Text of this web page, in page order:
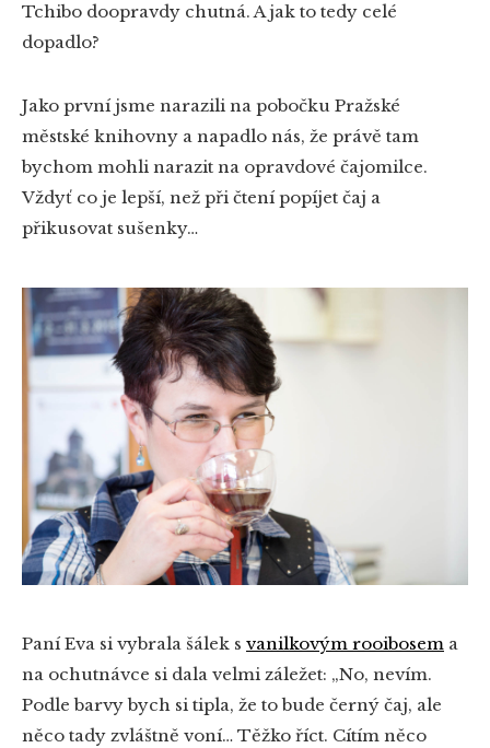
Tchibo doopravdy chutná. A jak to tedy celé
dopadlo?
Jako první jsme narazili na pobočku Pražské
městské knihovny a napadlo nás, že právě tam
bychom mohli narazit na opravdové čajomilce.
Vždyť co je lepší, než při čtení popíjet čaj a
přikusovat sušenky…
Paní Eva si vybrala šálek s vanilkovým rooibosem a
na ochutnávce si dala velmi záležet: „No, nevím.
Podle barvy bych si tipla, že to bude černý čaj, ale
něco tady zvláštně voní… Těžko říct. Cítím něco